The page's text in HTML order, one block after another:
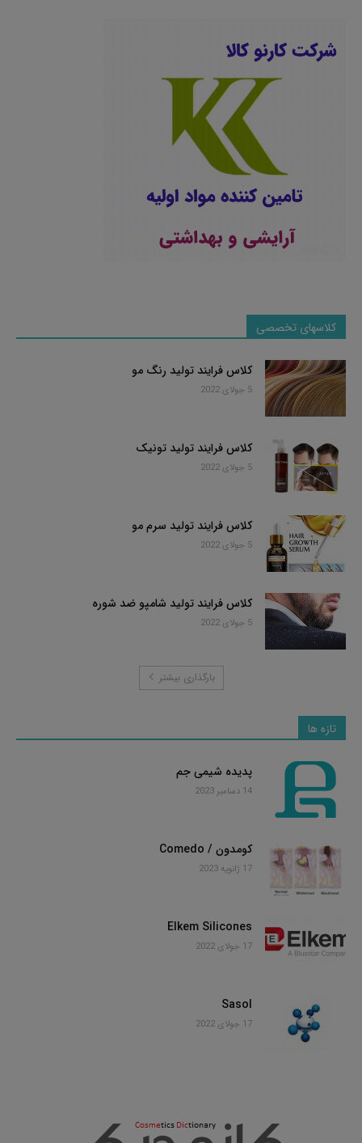
کلاسهای تخصصی
کلاس فرایند تولید رنگ مو
5 جولای 2022
کلاس فرایند تولید تونیک
5 جولای 2022
کلاس فرایند تولید سرم مو
5 جولای 2022
کلاس فرایند تولید شامپو ضد شوره
5 جولای 2022
بارگذاری بیشتر
تازه ها
پدیده شیمی جم
14 دسامبر 2023
کومدون / Comedo
17 ژانویه 2023
Elkem Silicones
17 جولای 2022
Sasol
17 جولای 2022